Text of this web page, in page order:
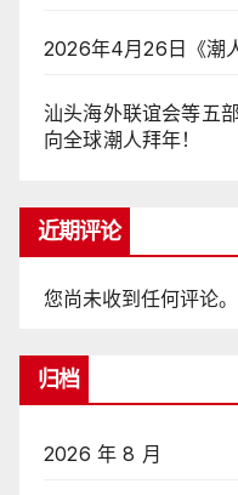
2026年4月26日《潮
汕头海外联谊会等五
向全球潮人拜年！
近期评论
您尚未收到任何评论。
归档
2026 年 8 月